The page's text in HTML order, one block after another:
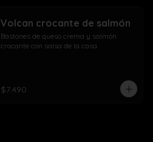
Volcan crocante de salmón
Bastones de queso crema y salmón
crocante con salsa de la casa
$7.490